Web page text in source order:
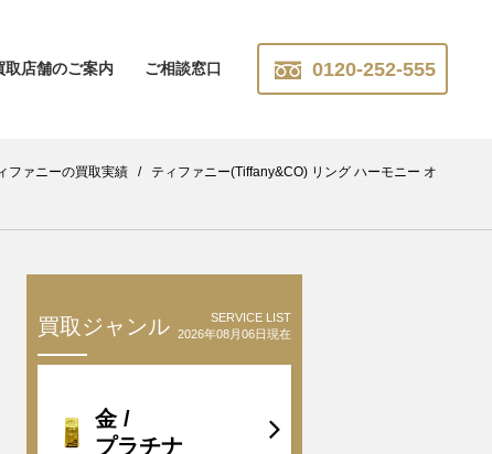
取店舗のご案内 ご相談窓口 0120-252-555
ファニーの買取実績 /
ティファニー(Tiffany&CO) リング ハーモニー オ
買取ジャンル
SERVICE LIST
2026年08月06日現在
金 /
プラチナ